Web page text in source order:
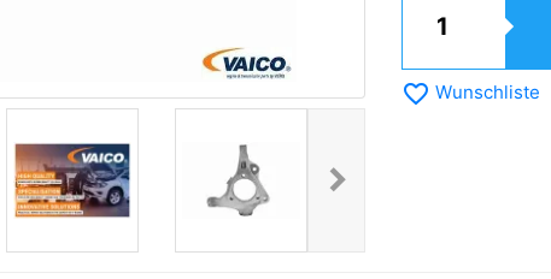
chevron_right
Next
favorite_border Wunschliste